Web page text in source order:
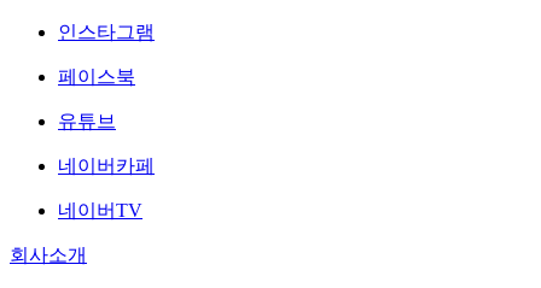
인스타그램
페이스북
유튜브
네이버카페
네이버TV
회사소개